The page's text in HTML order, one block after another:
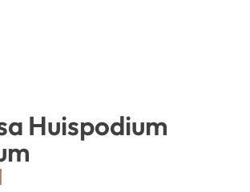
Huispodium